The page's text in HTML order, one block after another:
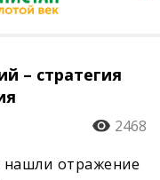
– стратегия
2468
отражение